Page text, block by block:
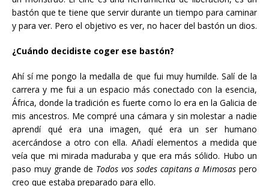
bastón que te tiene que servir durante un tiempo para caminar
y para ver. Pero el objetivo es ver, no hacer del bastón un dios.
¿Cuándo decidiste coger ese bastón?
Ahí sí me pongo la medalla de que fui muy humilde. Salí de la
carrera y me fui a un espacio más conectado con la esencia,
África, donde la tradición es fuerte como lo era en la Galicia de
mis ancestros. Me compré una cámara y sin molestar a nadie
aprendí qué era una imagen, qué era un ser humano
acercándose a otro con ella. Añadí elementos a medida que
veía que mi mirada maduraba y que era más sólido. Hubo un
paso muy grande de Todos vos sodes capitans a Mimosaspero
creo que estaba preparado para ello.